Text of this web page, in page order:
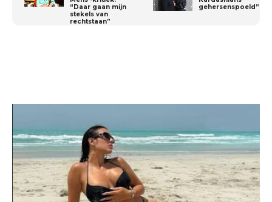
“Daar gaan mijn
stekels van
rechtstaan”
gehersenspoeld”